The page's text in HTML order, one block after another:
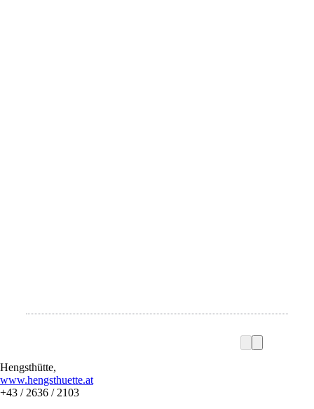
Hengsthütte,
www.hengsthuette.at
+43 / 2636 / 2103